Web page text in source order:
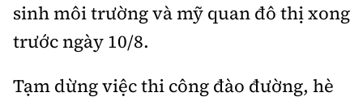
Thông tin tòa
soạn
sinh môi trường và mỹ quan đô thị xong
trước ngày 10/8.
Tạm dừng việc thi công đào đường, hè